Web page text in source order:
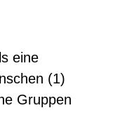
eine
(1)
Gruppen